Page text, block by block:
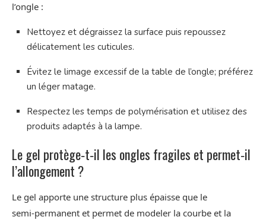
l’ongle :
Nettoyez et dégraissez la surface puis repoussez
délicatement les cuticules.
Évitez le limage excessif de la table de l’ongle; préférez
un léger matage.
Respectez les temps de polymérisation et utilisez des
produits adaptés à la lampe.
Le gel protège‑t‑il les ongles fragiles et permet‑il
l’allongement ?
Le gel apporte une structure plus épaisse que le
semi‑permanent et permet de modeler la courbe et la